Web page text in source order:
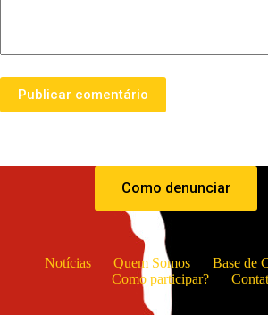
Publicar comentário
Como denunciar
Notícias Quem Somos
Base de
Como participar?